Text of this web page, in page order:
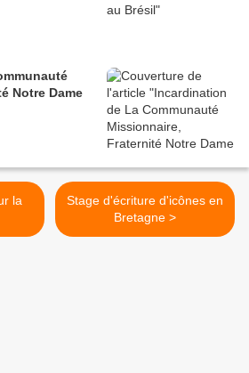
Notre Dame
Stage d'écriture d'icônes en
Bretagne >